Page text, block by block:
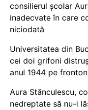
consilierul școlar
inadecvate în care
niciodată
Universitatea din
cei doi grifoni
anul 1944 pe
Aura Stănculescu,
nedreptate să nu-i